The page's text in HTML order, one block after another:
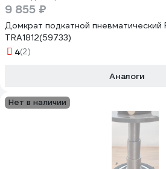
9 855 ₽
Домкрат подкатной пневматический
TRA1812(59733)
4(2)
Аналоги
Нет в наличии